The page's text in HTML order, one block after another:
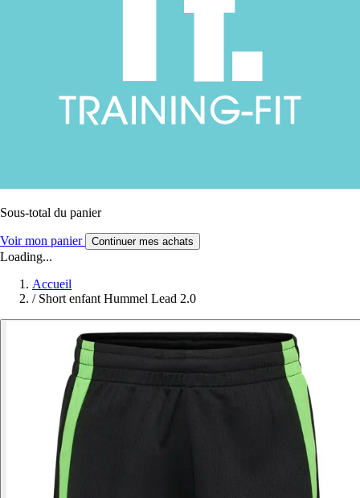
Sous-total du panier
Voir mon panier Continuer mes achats
Loading...
Accueil
/ Short enfant Hummel Lead 2.0